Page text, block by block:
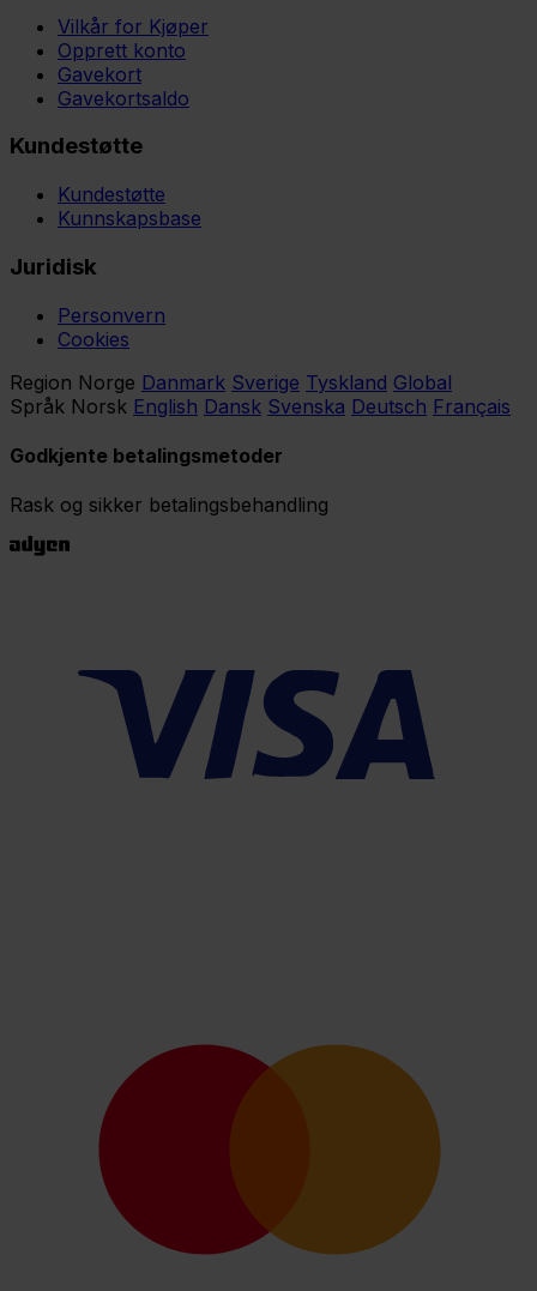
Vilkår for Kjøper
Opprett konto
Gavekort
Gavekortsaldo
Kundestøtte
Kundestøtte
Kunnskapsbase
Juridisk
Personvern
Cookies
Region Norge Danmark Sverige Tyskland Global
Språk Norsk English Dansk Svenska Deutsch Français
Godkjente betalingsmetoder
Rask og sikker betalingsbehandling